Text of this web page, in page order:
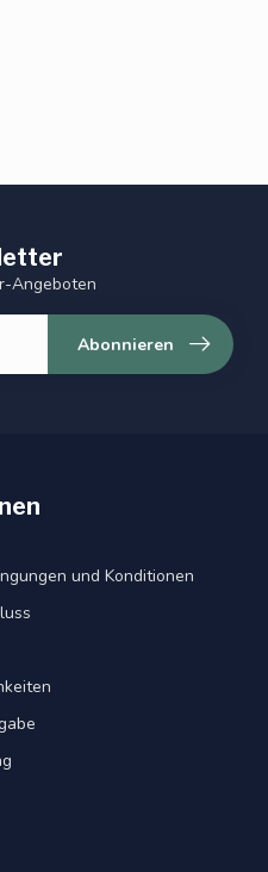
Angeboten
Abonnieren
und Konditionen